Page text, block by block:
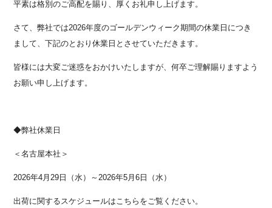
平素は格別のご高配を賜り、厚くお礼申し上げます。
さて、弊社では2026年度のゴールデンウィーク期間の休業日につき
まして、下記のとおり休業日とさせていただきます。
皆様には大変ご迷惑をおかけいたしますが、何卒ご理解賜りますよう
お願い申し上げます。
◆弊社休業日
＜名古屋本社＞
2026年4月29日（水）～2026年5月6日（水）
出荷に関するスケジュールはこちらをご覧ください。